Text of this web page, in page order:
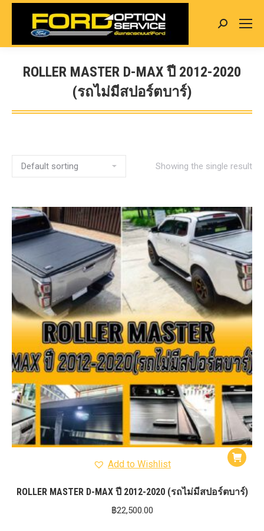
Search:
ROLLER MASTER D-MAX ปี 2012-2020
(รถไม่มีสปอร์ตบาร์)
You are here:
Showing the single result
Add to Wishlist
ROLLER MASTER D-MAX ปี 2012-2020 (รถไม่มีสปอร์ตบาร์)
฿22,500.00